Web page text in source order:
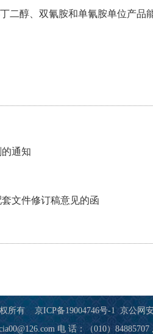
二醇、双氰胺和单氰胺单位产品
通知
文件修订稿意见的函
权所有 京ICP备19004746号-1 京公网
电 话：（010）84885707